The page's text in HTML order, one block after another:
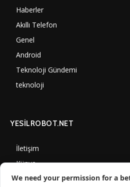
Haberler
Akıllı Telefon
Genel
Android
Teknoloji Gündemi
teknoloji
YESİLROBOT.NET
İletişim
Künye
Gizlilik Politikası